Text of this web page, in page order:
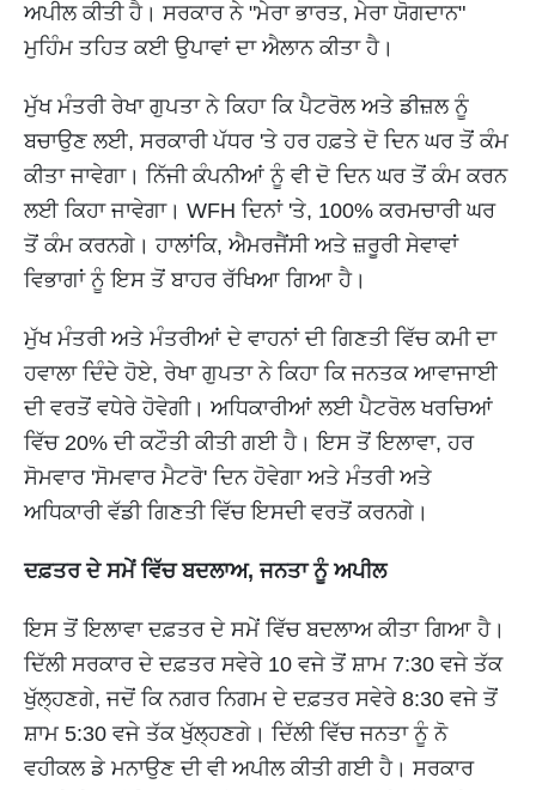
ਅਪੀਲ ਕੀਤੀ ਹੈ। ਸਰਕਾਰ ਨੇ "ਮੇਰਾ ਭਾਰਤ, ਮੇਰਾ ਯੋਗਦਾਨ"
ਮੁਹਿੰਮ ਤਹਿਤ ਕਈ ਉਪਾਵਾਂ ਦਾ ਐਲਾਨ ਕੀਤਾ ਹੈ।
ਮੁੱਖ ਮੰਤਰੀ ਰੇਖਾ ਗੁਪਤਾ ਨੇ ਕਿਹਾ ਕਿ ਪੈਟਰੋਲ ਅਤੇ ਡੀਜ਼ਲ ਨੂੰ
ਬਚਾਉਣ ਲਈ, ਸਰਕਾਰੀ ਪੱਧਰ 'ਤੇ ਹਰ ਹਫ਼ਤੇ ਦੋ ਦਿਨ ਘਰ ਤੋਂ ਕੰਮ
ਕੀਤਾ ਜਾਵੇਗਾ। ਨਿੱਜੀ ਕੰਪਨੀਆਂ ਨੂੰ ਵੀ ਦੋ ਦਿਨ ਘਰ ਤੋਂ ਕੰਮ ਕਰਨ
ਲਈ ਕਿਹਾ ਜਾਵੇਗਾ। WFH ਦਿਨਾਂ 'ਤੇ, 100% ਕਰਮਚਾਰੀ ਘਰ
ਤੋਂ ਕੰਮ ਕਰਨਗੇ। ਹਾਲਾਂਕਿ, ਐਮਰਜੈਂਸੀ ਅਤੇ ਜ਼ਰੂਰੀ ਸੇਵਾਵਾਂ
ਵਿਭਾਗਾਂ ਨੂੰ ਇਸ ਤੋਂ ਬਾਹਰ ਰੱਖਿਆ ਗਿਆ ਹੈ।
ਮੁੱਖ ਮੰਤਰੀ ਅਤੇ ਮੰਤਰੀਆਂ ਦੇ ਵਾਹਨਾਂ ਦੀ ਗਿਣਤੀ ਵਿੱਚ ਕਮੀ ਦਾ
ਹਵਾਲਾ ਦਿੰਦੇ ਹੋਏ, ਰੇਖਾ ਗੁਪਤਾ ਨੇ ਕਿਹਾ ਕਿ ਜਨਤਕ ਆਵਾਜਾਈ
ਦੀ ਵਰਤੋਂ ਵਧੇਰੇ ਹੋਵੇਗੀ। ਅਧਿਕਾਰੀਆਂ ਲਈ ਪੈਟਰੋਲ ਖਰਚਿਆਂ
ਵਿੱਚ 20% ਦੀ ਕਟੌਤੀ ਕੀਤੀ ਗਈ ਹੈ। ਇਸ ਤੋਂ ਇਲਾਵਾ, ਹਰ
ਸੋਮਵਾਰ 'ਸੋਮਵਾਰ ਮੈਟਰੋ' ਦਿਨ ਹੋਵੇਗਾ ਅਤੇ ਮੰਤਰੀ ਅਤੇ
ਅਧਿਕਾਰੀ ਵੱਡੀ ਗਿਣਤੀ ਵਿੱਚ ਇਸਦੀ ਵਰਤੋਂ ਕਰਨਗੇ।
ਦਫ਼ਤਰ ਦੇ ਸਮੇਂ ਵਿੱਚ ਬਦਲਾਅ, ਜਨਤਾ ਨੂੰ ਅਪੀਲ
ਇਸ ਤੋਂ ਇਲਾਵਾ ਦਫ਼ਤਰ ਦੇ ਸਮੇਂ ਵਿੱਚ ਬਦਲਾਅ ਕੀਤਾ ਗਿਆ ਹੈ।
ਦਿੱਲੀ ਸਰਕਾਰ ਦੇ ਦਫ਼ਤਰ ਸਵੇਰੇ 10 ਵਜੇ ਤੋਂ ਸ਼ਾਮ 7:30 ਵਜੇ ਤੱਕ
ਖੁੱਲ੍ਹਣਗੇ, ਜਦੋਂ ਕਿ ਨਗਰ ਨਿਗਮ ਦੇ ਦਫ਼ਤਰ ਸਵੇਰੇ 8:30 ਵਜੇ ਤੋਂ
ਸ਼ਾਮ 5:30 ਵਜੇ ਤੱਕ ਖੁੱਲ੍ਹਣਗੇ। ਦਿੱਲੀ ਵਿੱਚ ਜਨਤਾ ਨੂੰ ਨੋ
ਵਹੀਕਲ ਡੇ ਮਨਾਉਣ ਦੀ ਵੀ ਅਪੀਲ ਕੀਤੀ ਗਈ ਹੈ। ਸਰਕਾਰ